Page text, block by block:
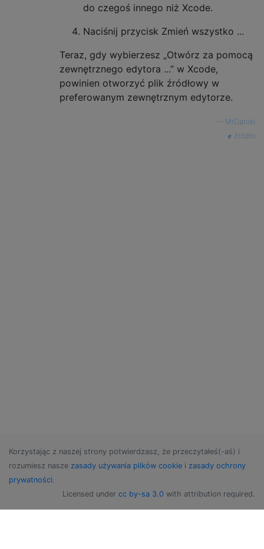
do czegoś innego niż Xcode.
Naciśnij przycisk Zmień wszystko ...
Teraz, gdy wybierzesz „Otwórz za pomocą
zewnętrznego edytora ...” w Xcode,
powinien otworzyć plik źródłowy w
preferowanym zewnętrznym edytorze.
MrDaniel
źródło
Korzystając z naszej strony potwierdzasz, że przeczytałeś(-aś) i
rozumiesz nasze zasady używania plików cookie i zasady ochrony
prywatności.
Licensed under cc by-sa 3.0 with attribution required.